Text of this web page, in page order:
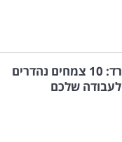
לבית או למשרד: 10 צמחים נהדרים
שלכם